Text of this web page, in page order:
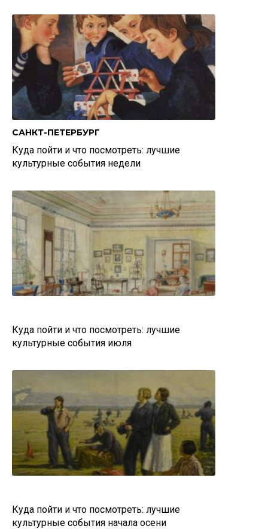
САНКТ-ПЕТЕРБУРГ
Куда пойти и что посмотреть: лучшие
культурные события недели
Куда пойти и что посмотреть: лучшие
культурные события июля
Куда пойти и что посмотреть: лучшие
культурные события начала осени